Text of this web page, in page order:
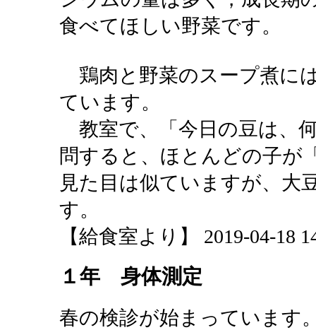
食べてほしい野菜です。
鶏肉と野菜のスープ煮に
ています。
教室で、「今日の豆は、
問すると、ほとんどの子が
見た目は似ていますが、大
す。
【給食室より】 2019-04-18
１年 身体測定
春の検診が始まっています